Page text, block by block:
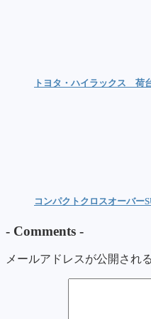
トヨタ・ハイラックス 荷
コンパクトクロスオーバ
- Comments -
メールアドレスが公開され